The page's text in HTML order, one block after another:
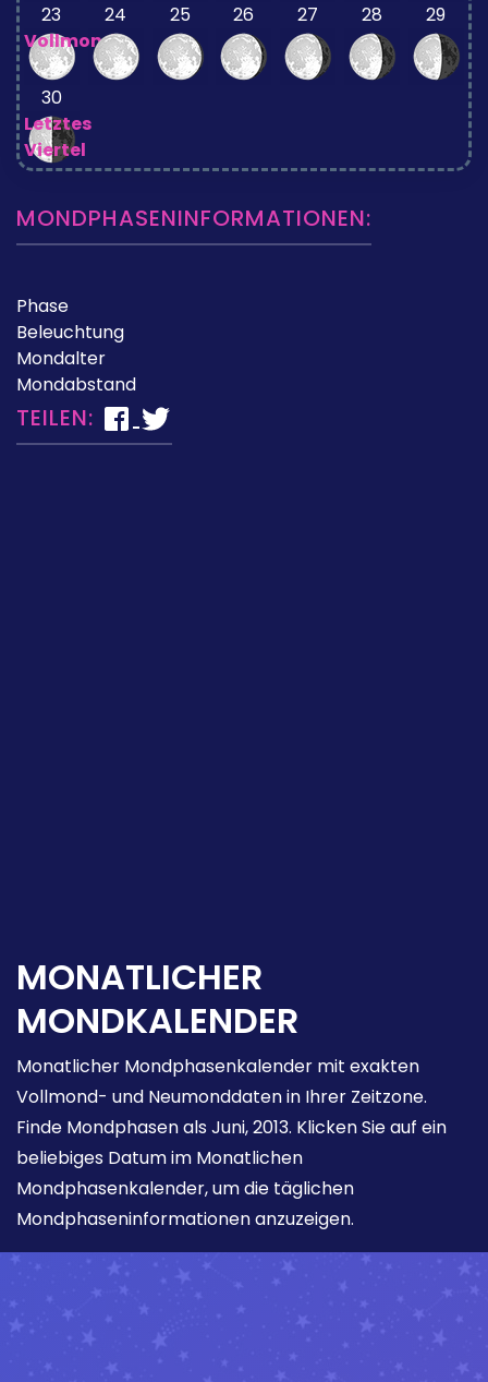
23
Vollmond
24 25 26 27 28 29
30
Letztes
Viertel
MONDPHASENINFORMATIONEN:
Phase
Beleuchtung
Mondalter
Mondabstand
TEILEN:
MONATLICHER
MONDKALENDER
Monatlicher Mondphasenkalender mit exakten
Vollmond- und Neumonddaten in Ihrer Zeitzone.
Finde Mondphasen als Juni, 2013. Klicken Sie auf ein
beliebiges Datum im Monatlichen
Mondphasenkalender, um die täglichen
Mondphaseninformationen anzuzeigen.